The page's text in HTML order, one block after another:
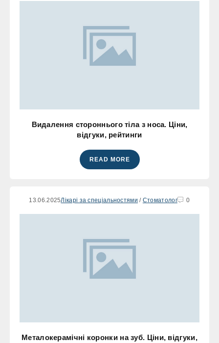
Видалення стороннього тіла з носа. Ціни,
відгуки, рейтинги
READ MORE
13.06.2025Лікарі за спеціальностями / Стоматолог 0
Металокерамічні коронки на зуб. Ціни, відгуки,